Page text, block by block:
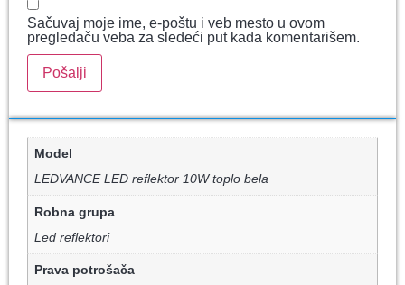
Sačuvaj moje ime, e-poštu i veb mesto u ovom
pregledaču veba za sledeći put kada komentarišem.
Model
LEDVANCE LED reflektor 10W toplo bela
Robna grupa
Led reflektori
Prava potrošača